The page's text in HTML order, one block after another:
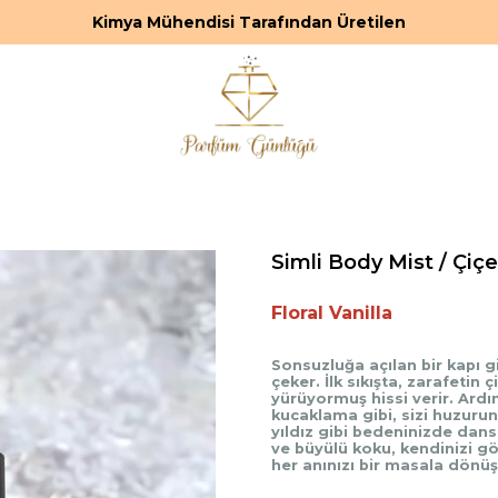
Kimya Mühendisi Tarafından Üretilen
Simli Body Mist /
Floral Vanilla
Sonsuzluğa açılan bir kapı
çeker. İlk sıkışta, zarafetin
yürüyormuş hissi verir.
kucaklama gibi, sizi
yıldız gibi bedeninizde
ve büyülü koku, kendinizi
her anınızı bir masala